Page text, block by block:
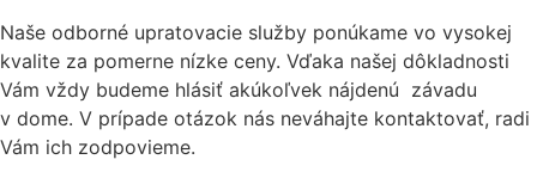
Naše odborné upratovacie služby ponúkame vo vysokej
kvalite za pomerne nízke ceny. Vďaka našej dôkladnosti
Vám vždy budeme hlásiť akúkoľvek nájdenú závadu
v dome. V prípade otázok nás neváhajte kontaktovať, radi
Vám ich zodpovieme.